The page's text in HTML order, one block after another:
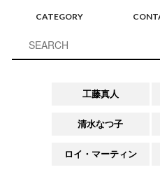
CATEGORY
工藤真人
清水なつ子
ロイ・マーティン